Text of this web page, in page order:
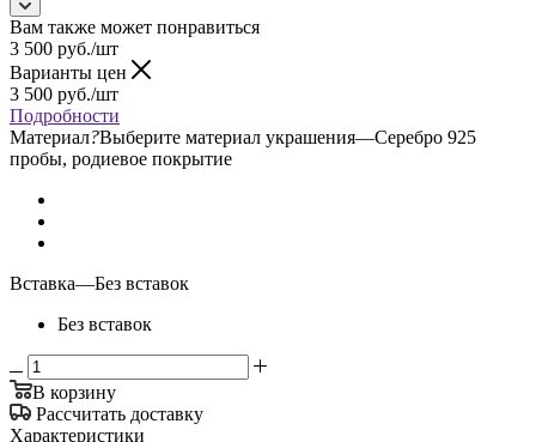
Вам также может понравиться
3 500 руб./шт
Варианты цен
3 500 руб./шт
Подробности
Материал?Выберите материал украшения—Серебро 925
пробы, родиевое покрытие
Вставка—Без вставок
Без вставок
В корзину
Рассчитать доставку
Характеристики